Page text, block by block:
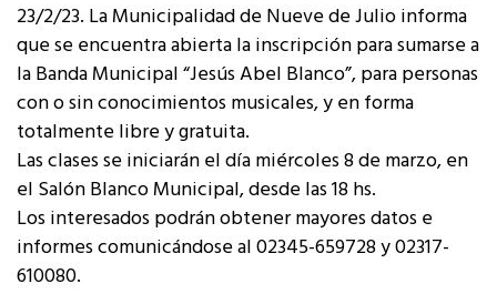
23/2/23. La Municipalidad de Nueve de Julio informa
que se encuentra abierta la inscripción para sumarse a
la Banda Municipal “Jesús Abel Blanco”, para personas
con o sin conocimientos musicales, y en forma
totalmente libre y gratuita.
Las clases se iniciarán el día miércoles 8 de marzo, en
el Salón Blanco Municipal, desde las 18 hs.
Los interesados podrán obtener mayores datos e
informes comunicándose al 02345-659728 y 02317-
610080.